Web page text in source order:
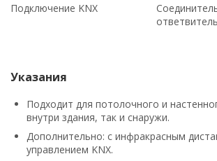
Подключение KNX
Указания
Подходит для потолочного и
внутри здания, так и снаружи.
Дополнительно: с инфракрасным
управлением KNX.